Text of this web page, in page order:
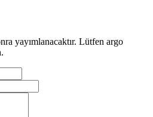
yayımlanacaktır. Lütfen argo